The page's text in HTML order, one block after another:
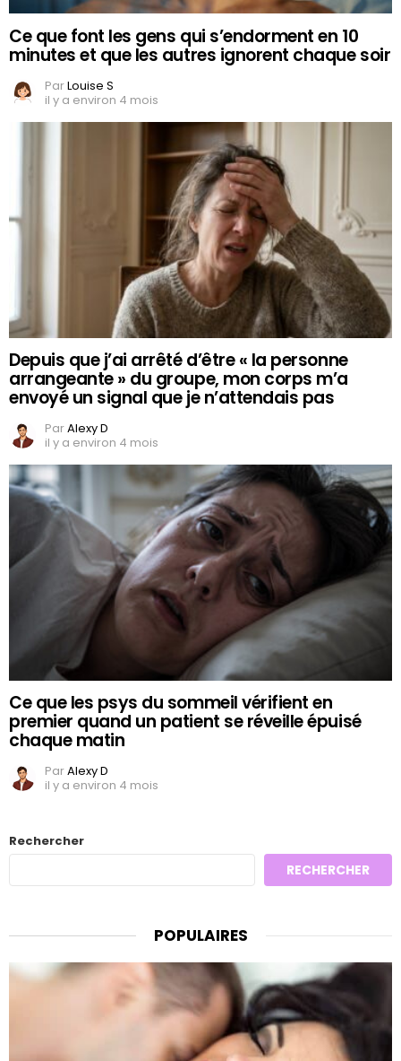
Ce que font les gens qui s’endorment en 10
minutes et que les autres ignorent chaque soir
ParLouise S
il y a environ 4 mois
Depuis que j’ai arrêté d’être « la personne
arrangeante » du groupe, mon corps m’a
envoyé un signal que je n’attendais pas
ParAlexy D
il y a environ 4 mois
Ce que les psys du sommeil vérifient en
premier quand un patient se réveille épuisé
chaque matin
ParAlexy D
il y a environ 4 mois
Rechercher
RECHERCHER
POPULAIRES